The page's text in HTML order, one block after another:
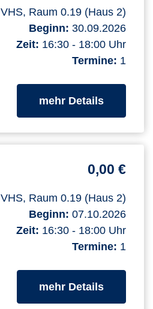
VHS, Raum 0.19 (Haus 2)
Beginn: 30.09.2026
Zeit: 16:30 - 18:00 Uhr
Termine: 1
mehr Detailszum
0,00 €
VHS, Raum 0.19 (Haus 2)
Beginn: 07.10.2026
Zeit: 16:30 - 18:00 Uhr
Termine: 1
mehr Detailszum